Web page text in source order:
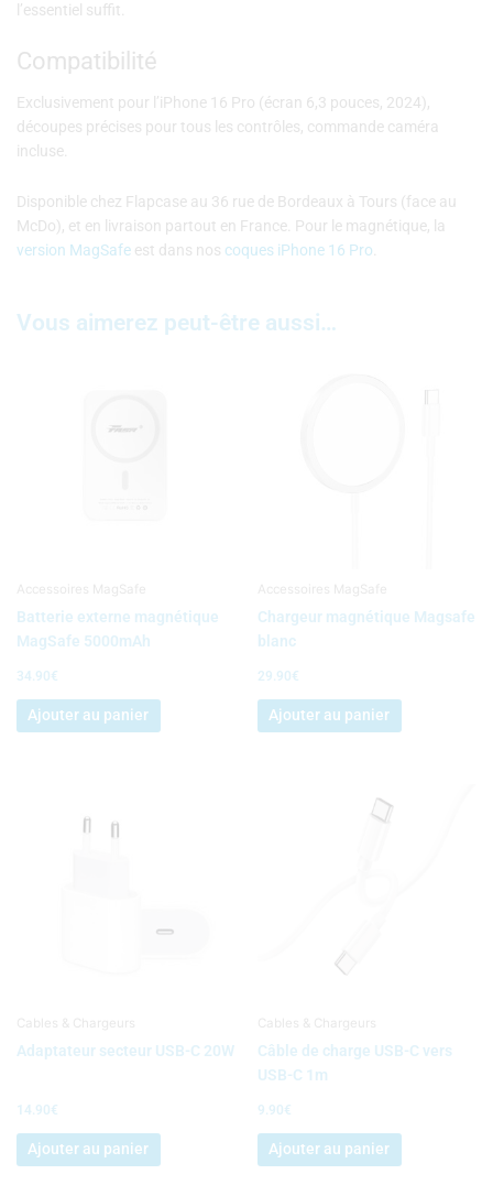
l’essentiel suffit.
Compatibilité
Exclusivement pour l’iPhone 16 Pro (écran 6,3 pouces, 2024),
découpes précises pour tous les contrôles, commande caméra
incluse.
Disponible chez Flapcase au 36 rue de Bordeaux à Tours (face au
McDo), et en livraison partout en France. Pour le magnétique, la
version MagSafe est dans nos coques iPhone 16 Pro
Vous aimerez peut-être aussi…
Accessoires MagSafe
Batterie externe magnétique
MagSafe 5000mAh
34.90€
Ajouter au panier
Accessoires MagSafe
Chargeur magnétique Magsafe
blanc
29.90€
Ajouter au panier
Cables & Chargeurs
Adaptateur secteur USB-C 20W
14.90€
Ajouter au panier
Cables & Chargeurs
Câble de charge USB-C vers
USB-C 1m
9.90€
Ajouter au panier